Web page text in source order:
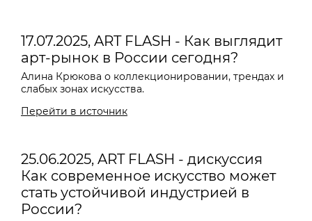
17.07.2025, ART FLASH - Как выглядит
арт-рынок в России сегодня?
Алина Крюкова о коллекционировании, трендах и
слабых зонах искусства.
Перейти в источник
25.06.2025, ART FLASH - дискуссия
Как современное искусство может
стать устойчивой индустрией в
России?